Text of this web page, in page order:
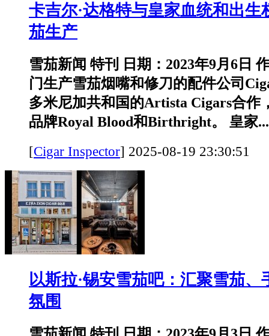
卡吉尔·达格特与皇家血统和出生
茄生产
雪茄新闻 特刊 日期：2023年9月6日
门生产雪茄烟嘴和修刀的配件公司
多米尼加共和国的Artista Cigars合作
品牌Royal Blood和Birthright。 皇家...
[Cigar Inspector] 2025-08-19
以斯拉·锡安雪茄吧：汇聚雪茄、
氛围